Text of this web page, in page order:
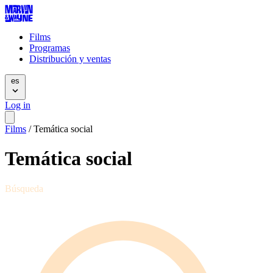
Films
Programas
Distribución y ventas
es
Log in
Films / Temática social
Temática social
Búsqueda